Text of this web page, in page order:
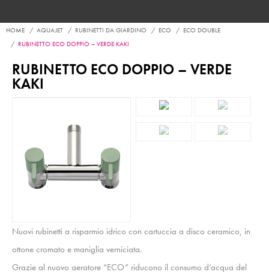
HOME AQUAJET RUBINETTI DA GIARDINO ECO
ECO DOUBLE
RUBINETTO ECO DOPPIO – VERDE KAKI
RUBINETTO ECO DOPPIO – VERDE
KAKI
Nuovi rubinetti a risparmio idrico con cartuccia a disco ceramico, in
ottone cromato e maniglia verniciata.
Grazie al nuovo aeratore “ECO” riducono il consumo d’acqua del